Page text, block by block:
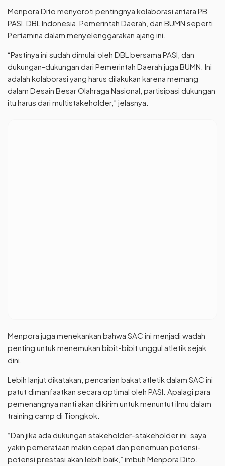
Menpora Dito menyoroti pentingnya kolaborasi antara PB
PASI, DBL Indonesia, Pemerintah Daerah, dan BUMN seperti
Pertamina dalam menyelenggarakan ajang ini.
“Pastinya ini sudah dimulai oleh DBL bersama PASI, dan
dukungan-dukungan dari Pemerintah Daerah juga BUMN. Ini
adalah kolaborasi yang harus dilakukan karena memang
dalam Desain Besar Olahraga Nasional, partisipasi dukungan
itu harus dari multistakeholder,” jelasnya.
Menpora juga menekankan bahwa SAC ini menjadi wadah
penting untuk menemukan bibit-bibit unggul atletik sejak
dini.
Lebih lanjut dikatakan, pencarian bakat atletik dalam SAC ini
patut dimanfaatkan secara optimal oleh PASI. Apalagi para
pemenangnya nanti akan dikirim untuk menuntut ilmu dalam
training camp di Tiongkok.
“Dan jika ada dukungan stakeholder-stakeholder ini, saya
yakin pemerataan makin cepat dan penemuan potensi-
potensi prestasi akan lebih baik,” imbuh Menpora Dito.